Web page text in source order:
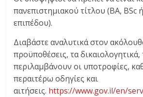
πανεπιστημιακού τίτλου (BA, BSc
επιπέδου).
Διαβάστε αναλυτικά στον
προϋποθέσεις, τα δικαιολογητικά,
περιλαμβάνουν οι υποτροφίες,
περαιτέρω οδηγίες και
αιτήσεις. https://www.gov.il/en/